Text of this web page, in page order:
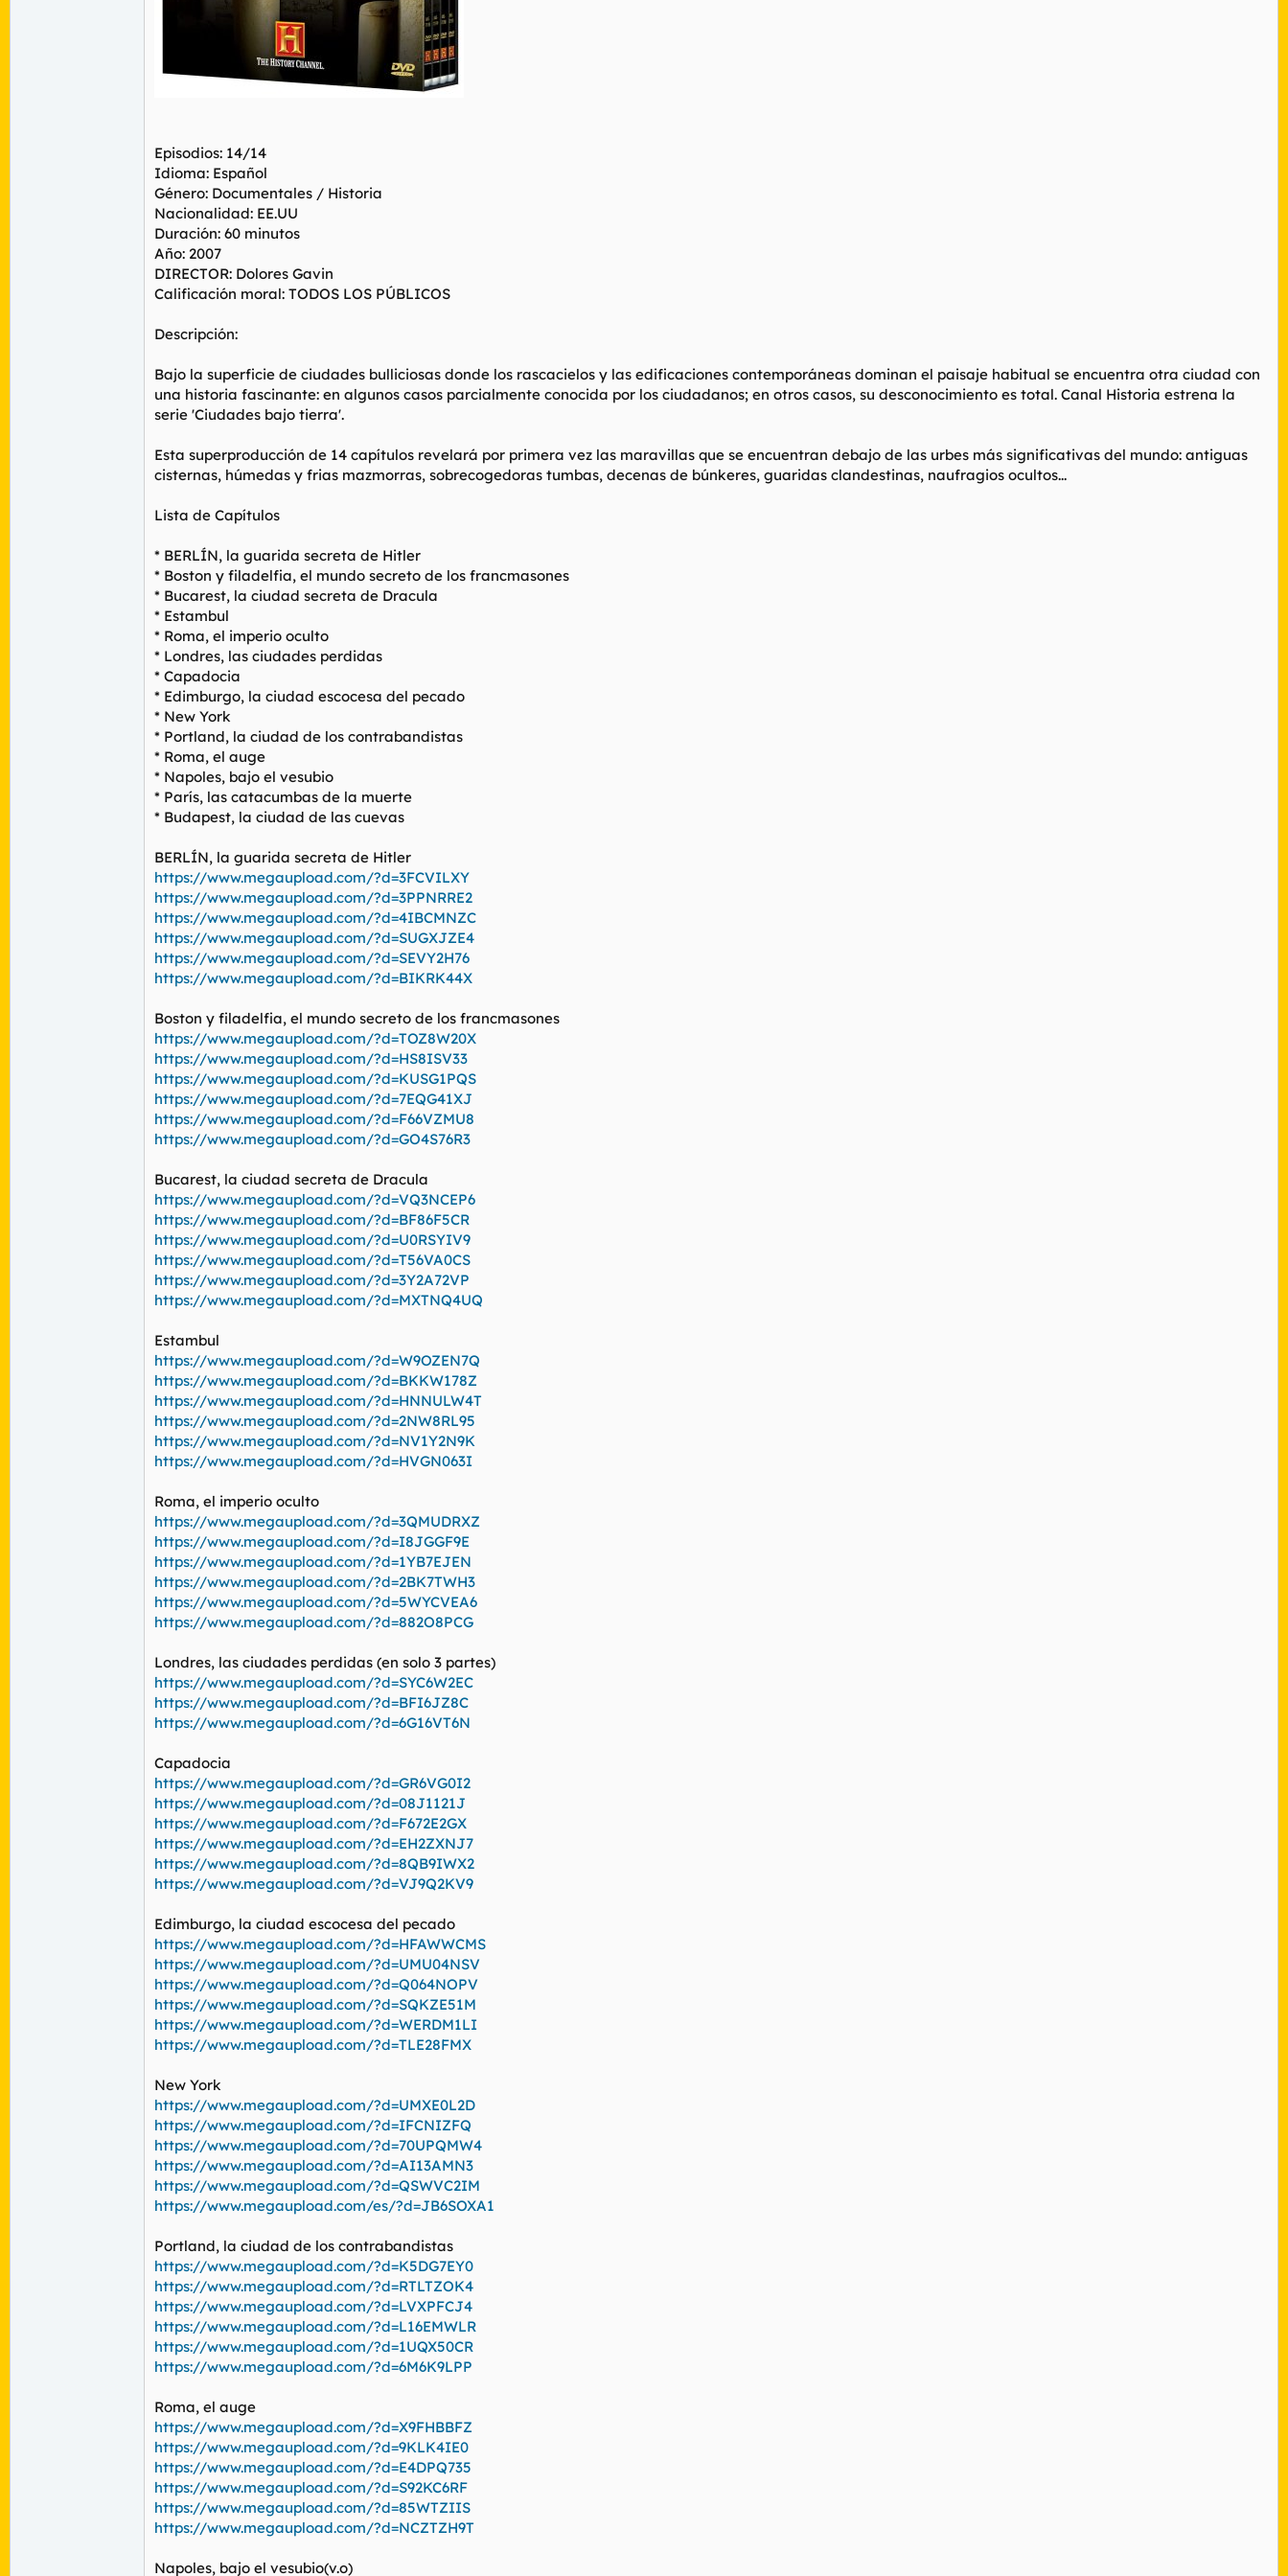
Episodios: 14/14
Idioma: Español
Género: Documentales / Historia
Nacionalidad: EE.UU
Duración: 60 minutos
Año: 2007
DIRECTOR: Dolores Gavin
Calificación moral: TODOS LOS PÚBLICOS
Descripción:
Bajo la superficie de ciudades bulliciosas donde los rascacielos y las edificaciones contemporáneas dominan el paisaje habitual se encuentra otra ciudad con
una historia fascinante: en algunos casos parcialmente conocida por los ciudadanos; en otros casos, su desconocimiento es total. Canal Historia estrena la
serie 'Ciudades bajo tierra'.
Esta superproducción de 14 capítulos revelará por primera vez las maravillas que se encuentran debajo de las urbes más significativas del mundo: antiguas
cisternas, húmedas y frias mazmorras, sobrecogedoras tumbas, decenas de búnkeres, guaridas clandestinas, naufragios ocultos...
Lista de Capítulos
* BERLÍN, la guarida secreta de Hitler
* Boston y filadelfia, el mundo secreto de los francmasones
* Bucarest, la ciudad secreta de Dracula
* Estambul
* Roma, el imperio oculto
* Londres, las ciudades perdidas
* Capadocia
* Edimburgo, la ciudad escocesa del pecado
* New York
* Portland, la ciudad de los contrabandistas
* Roma, el auge
* Napoles, bajo el vesubio
* París, las catacumbas de la muerte
* Budapest, la ciudad de las cuevas
BERLÍN, la guarida secreta de Hitler
https://www.megaupload.com/?d=3FCVILXY
https://www.megaupload.com/?d=3PPNRRE2
https://www.megaupload.com/?d=4IBCMNZC
https://www.megaupload.com/?d=SUGXJZE4
https://www.megaupload.com/?d=SEVY2H76
https://www.megaupload.com/?d=BIKRK44X
Boston y filadelfia, el mundo secreto de los francmasones
https://www.megaupload.com/?d=TOZ8W20X
https://www.megaupload.com/?d=HS8ISV33
https://www.megaupload.com/?d=KUSG1PQS
https://www.megaupload.com/?d=7EQG41XJ
https://www.megaupload.com/?d=F66VZMU8
https://www.megaupload.com/?d=GO4S76R3
Bucarest, la ciudad secreta de Dracula
https://www.megaupload.com/?d=VQ3NCEP6
https://www.megaupload.com/?d=BF86F5CR
https://www.megaupload.com/?d=U0RSYIV9
https://www.megaupload.com/?d=T56VA0CS
https://www.megaupload.com/?d=3Y2A72VP
https://www.megaupload.com/?d=MXTNQ4UQ
Estambul
https://www.megaupload.com/?d=W9OZEN7Q
https://www.megaupload.com/?d=BKKW178Z
https://www.megaupload.com/?d=HNNULW4T
https://www.megaupload.com/?d=2NW8RL95
https://www.megaupload.com/?d=NV1Y2N9K
https://www.megaupload.com/?d=HVGN063I
Roma, el imperio oculto
https://www.megaupload.com/?d=3QMUDRXZ
https://www.megaupload.com/?d=I8JGGF9E
https://www.megaupload.com/?d=1YB7EJEN
https://www.megaupload.com/?d=2BK7TWH3
https://www.megaupload.com/?d=5WYCVEA6
https://www.megaupload.com/?d=882O8PCG
Londres, las ciudades perdidas (en solo 3 partes)
https://www.megaupload.com/?d=SYC6W2EC
https://www.megaupload.com/?d=BFI6JZ8C
https://www.megaupload.com/?d=6G16VT6N
Capadocia
https://www.megaupload.com/?d=GR6VG0I2
https://www.megaupload.com/?d=08J1121J
https://www.megaupload.com/?d=F672E2GX
https://www.megaupload.com/?d=EH2ZXNJ7
https://www.megaupload.com/?d=8QB9IWX2
https://www.megaupload.com/?d=VJ9Q2KV9
Edimburgo, la ciudad escocesa del pecado
https://www.megaupload.com/?d=HFAWWCMS
https://www.megaupload.com/?d=UMU04NSV
https://www.megaupload.com/?d=Q064NOPV
https://www.megaupload.com/?d=SQKZE51M
https://www.megaupload.com/?d=WERDM1LI
https://www.megaupload.com/?d=TLE28FMX
New York
https://www.megaupload.com/?d=UMXE0L2D
https://www.megaupload.com/?d=IFCNIZFQ
https://www.megaupload.com/?d=70UPQMW4
https://www.megaupload.com/?d=AI13AMN3
https://www.megaupload.com/?d=QSWVC2IM
https://www.megaupload.com/es/?d=JB6SOXA1
Portland, la ciudad de los contrabandistas
https://www.megaupload.com/?d=K5DG7EY0
https://www.megaupload.com/?d=RTLTZOK4
https://www.megaupload.com/?d=LVXPFCJ4
https://www.megaupload.com/?d=L16EMWLR
https://www.megaupload.com/?d=1UQX50CR
https://www.megaupload.com/?d=6M6K9LPP
Roma, el auge
https://www.megaupload.com/?d=X9FHBBFZ
https://www.megaupload.com/?d=9KLK4IE0
https://www.megaupload.com/?d=E4DPQ735
https://www.megaupload.com/?d=S92KC6RF
https://www.megaupload.com/?d=85WTZIIS
https://www.megaupload.com/?d=NCZTZH9T
Napoles, bajo el vesubio(v.o)